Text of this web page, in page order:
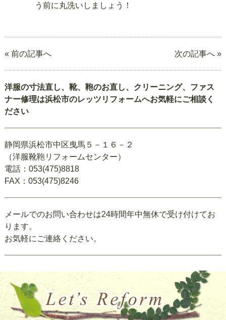
う前に丸洗いしましょう！
« 前の記事へ 次の記事へ »
洋服の寸法直し、靴、鞄のお直し、クリーニング、ファス
ナー修理は浜松市のレッツリフォームへお気軽にご相談く
ださい
静岡県浜松市中区曳馬５－１６－２
（洋服靴鞄リフォームセンター）
電話：053(475)8818
FAX：053(475)8246
メールでのお問い合わせは24時間年中無休で受け付けてお
ります。
お気軽にご連絡ください。